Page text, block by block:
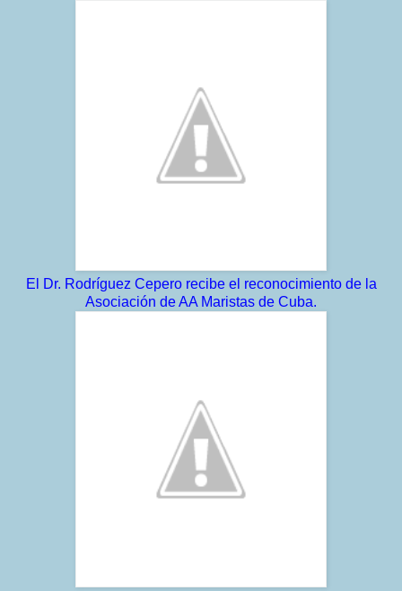
El Dr. Rodríguez Cepero recibe el reconocimiento de la
Asociación de AA Maristas de Cuba.